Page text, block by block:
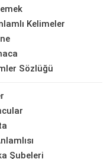
Kelimeler
Sözlüğü
Şubeleri